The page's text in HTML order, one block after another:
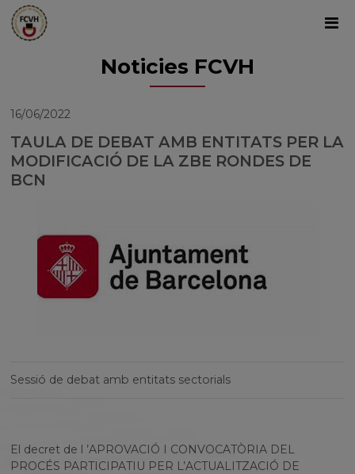
Noticies FCVH
16/06/2022
TAULA DE DEBAT AMB ENTITATS PER LA
MODIFICACIÓ DE LA ZBE RONDES DE
BCN
Sessió de debat amb entitats sectorials
El decret de l ’APROVACIÓ I CONVOCATÒRIA DEL
PROCÉS PARTICIPATIU PER L’ACTUALITZACIÓ DE